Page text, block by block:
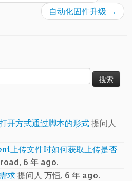
自动化固件升级 →
开方式通过脚本的形式提问人
上传文件时如何获取上传是否
6 年 ago.
求提问人 万恒, 6 年 ago.